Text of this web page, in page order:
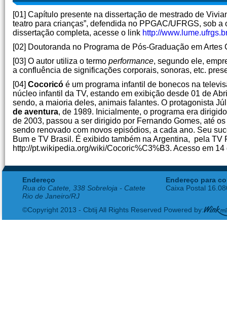
[01] Capítulo presente na dissertação de mestrado de
teatro para crianças”, defendida no PPGAC/UFRGS, sob
dissertação completa, acesse o link http://
[02] Doutoranda no Programa de Pós-Graduação em
[03] O autor utiliza o termo performance, segundo ele,
a confluência de significações corporais, sonoras, etc.
[04] Cocoricó é um programa infantil de bonecos na
núcleo infantil da TV, estando em exibição desde 01 de
sendo, a maioria deles, animais falantes. O protagonista
de aventura, de 1989. Inicialmente, o programa era
de 2003, passou a ser dirigido por Fernando Gomes, até
sendo renovado com novos episódios, a cada ano. Seu
Bum e TV Brasil. É exibido também na Argentina, pela
http://pt.wikipedia.org/wiki/Cocoric%C3%B3. Acesso em
Endereço
Rua do Catete, 338 Sobreloja - Catete
Rio de Janeiro/RJ
Endereço para
Caixa Postal
©Copyright 2013 - Cbtij All Rights Reserved Powered by: